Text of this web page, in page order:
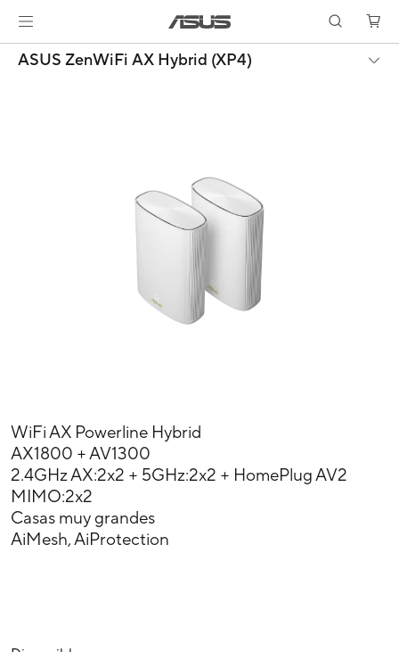
ASUS ZenWiFi AX Hybrid (XP4)
WiFi AX Powerline Hybrid
AX1800 + AV1300
2.4GHz AX:2x2 + 5GHz:2x2 + HomePlug AV2
MIMO:2x2
Casas muy grandes
AiMesh, AiProtection